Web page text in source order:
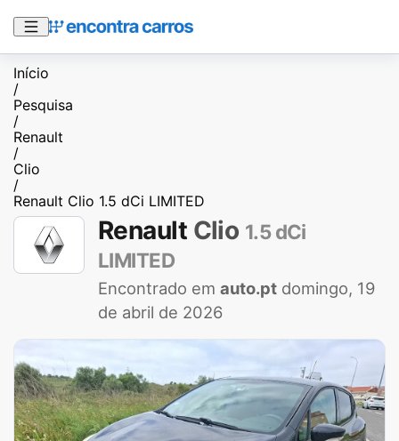
Início
/
Pesquisa
/
Renault
/
Clio
/
Renault Clio 1.5 dCi LIMITED
Renault Clio 1.5 dCi
LIMITED
Encontrado em auto.pt domingo, 19
de abril de 2026